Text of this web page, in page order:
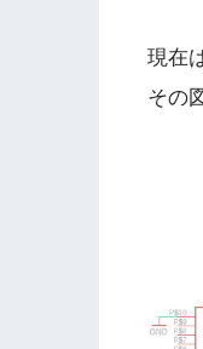
現在
その